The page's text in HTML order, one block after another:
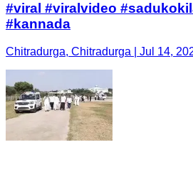
#viral #viralvideo
#kannada
Chitradurga, Chitradurga | Jul 14,